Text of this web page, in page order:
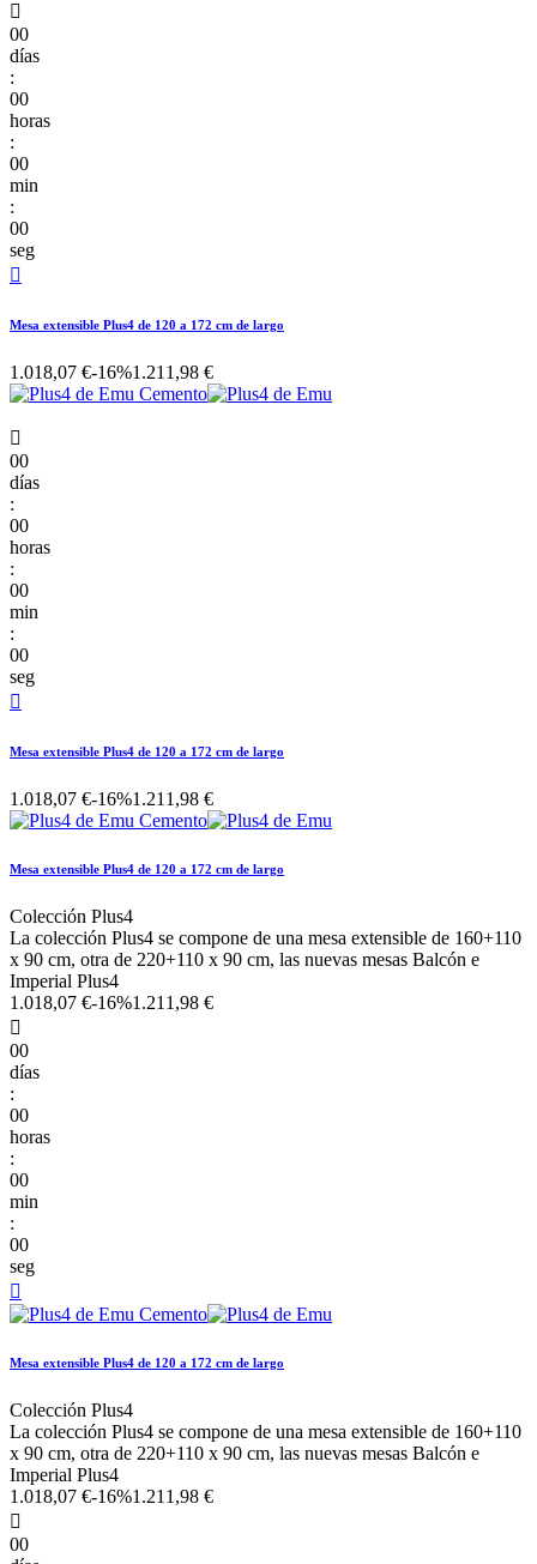

00
días
:
00
horas
:
00
min
:
00
seg

Mesa extensible Plus4 de 120 a 172 cm de largo
1.018,07 €-16%1.211,98 €

00
días
:
00
horas
:
00
min
:
00
seg

Mesa extensible Plus4 de 120 a 172 cm de largo
1.018,07 €-16%1.211,98 €
Mesa extensible Plus4 de 120 a 172 cm de largo
Colección Plus4
La colección Plus4 se compone de una mesa extensible de 160+110
x 90 cm, otra de 220+110 x 90 cm, las nuevas mesas Balcón e
Imperial Plus4
1.018,07 €-16%1.211,98 €

00
días
:
00
horas
:
00
min
:
00
seg

Mesa extensible Plus4 de 120 a 172 cm de largo
Colección Plus4
La colección Plus4 se compone de una mesa extensible de 160+110
x 90 cm, otra de 220+110 x 90 cm, las nuevas mesas Balcón e
Imperial Plus4
1.018,07 €-16%1.211,98 €

00